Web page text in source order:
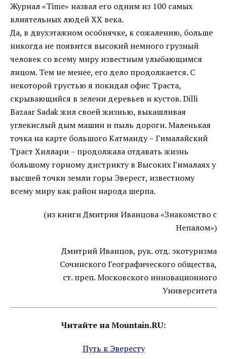
Журнал «Time» назвал его одним из 100 самых
влиятельных людей XX века.
Да, в двухэтажном особнячке, к сожалению, больше
никогда не появится высокий немного грузный
человек со всему миру известным улыбающимся
лицом. Тем не менее, его дело продолжается. С
некоторой грустью я покидал офис Траста,
скрывающийся в зелени деревьев и кустов. Dilli
Bazaar Sadak жил своей жизнью, выкашливая
углекислый дым машин и пыль дороги. Маленькая
точка на карте большого Катманду – Гималайский
Траст Хиллари – продолжала отдавать жизнь
большому горному дистрикту в Высоких Гималаях у
высшей точки земли горы Эверест, известному
всему миру как район народа шерпа.
(из книги Дмитрия Иванцова «Знакомство с
Непалом»)
Дмитрий Иванцов, рук. отд. экотуризма
Сочинского Географического общества,
ст. преп. Московского инновационного
Университета
Читайте на Mountain.RU:
Путь к Эвересту